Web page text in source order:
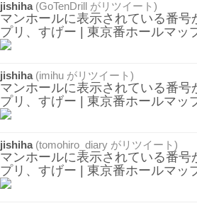
jishiha(GoTenDrill がリツイート)
マンホールに表示されている番
プリ、すげー | 東京番ホールマッ
jishiha(imihu がリツイート)
マンホールに表示されている番
プリ、すげー | 東京番ホールマッ
jishiha(tomohiro_diary がリツイート)
マンホールに表示されている番
プリ、すげー | 東京番ホールマッ